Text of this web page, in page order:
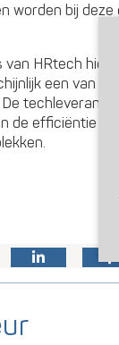
worden bij
HRtech hier
een van
de efficiëntie en